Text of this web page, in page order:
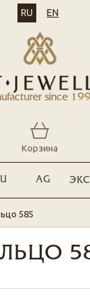
since
RU EN
Корзина
AG
585